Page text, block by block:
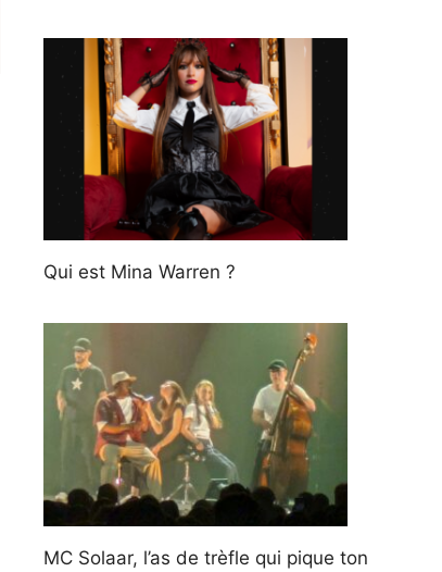
Qui est Mina Warren ?
MC Solaar, l’as de trèfle qui pique ton